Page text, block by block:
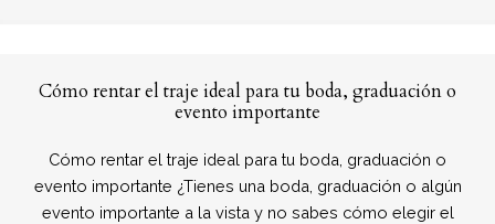
Cómo rentar el traje ideal para tu boda, graduación o
evento importante
Cómo rentar el traje ideal para tu boda, graduación o
evento importante ¿Tienes una boda, graduación o algún
evento importante a la vista y no sabes cómo elegir el